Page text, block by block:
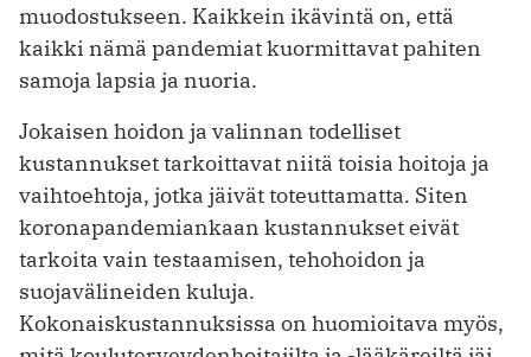
muodostukseen. Kaikkein ikävintä on, että
kaikki nämä pandemiat kuormittavat pahiten
samoja lapsia ja nuoria.
Jokaisen hoidon ja valinnan todelliset
kustannukset tarkoittavat niitä toisia hoitoja ja
vaihtoehtoja, jotka jäivät toteuttamatta. Siten
koronapandemiankaan kustannukset eivät
tarkoita vain testaamisen, tehohoidon ja
suojavälineiden kuluja.
Kokonaiskustannuksissa on huomioitava myös,